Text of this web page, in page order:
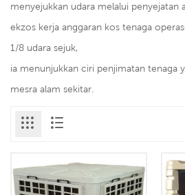
menyejukkan udara melalui penyejatan
ekzos kerja anggaran kos tenaga
1/8 udara sejuk,
ia menunjukkan ciri penjimatan tenaga
mesra alam sekitar.